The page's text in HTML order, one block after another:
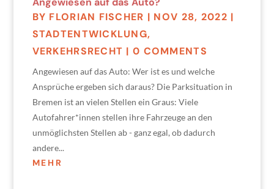
BY FLORIAN FISCHER | NOV 28, 2022 |
STADTENTWICKLUNG,
VERKEHRSRECHT | 0 COMMENTS
Angewiesen auf das Auto: Wer ist es und welche
Ansprüche ergeben sich daraus? Die Parksituation in
Bremen ist an vielen Stellen ein Graus: Viele
Autofahrer*innen stellen ihre Fahrzeuge an den
unmöglichsten Stellen ab - ganz egal, ob dadurch
andere...
MEHR